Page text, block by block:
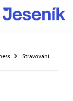
Stravování